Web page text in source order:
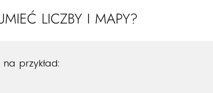
LICZBY I MAPY?
przykład: